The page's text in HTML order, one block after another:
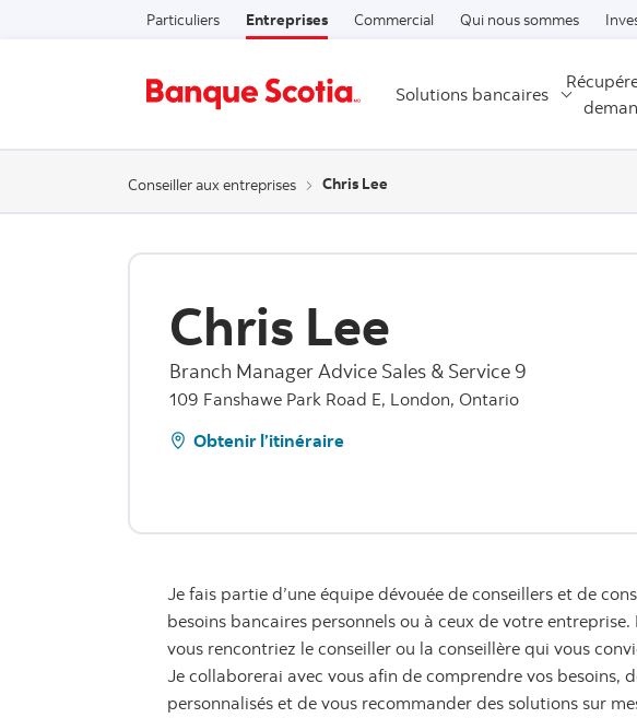
Particuliers Entreprises Commercial Qui nous sommes
Solutions bancaires
Conseiller aux entreprises Chris Lee
Chris Lee
Branch Manager Advice Sales & Service 9
109 Fanshawe Park Road E, London, Ontario
Obtenir l’itinéraire
Je fais partie d’une équipe dévouée de conseillers et de
besoins bancaires personnels ou à ceux de votre
vous rencontriez le conseiller ou la conseillère qui vous
Je collaborerai avec vous afin de comprendre vos besoins,
personnalisés et de vous recommander des solutions sur